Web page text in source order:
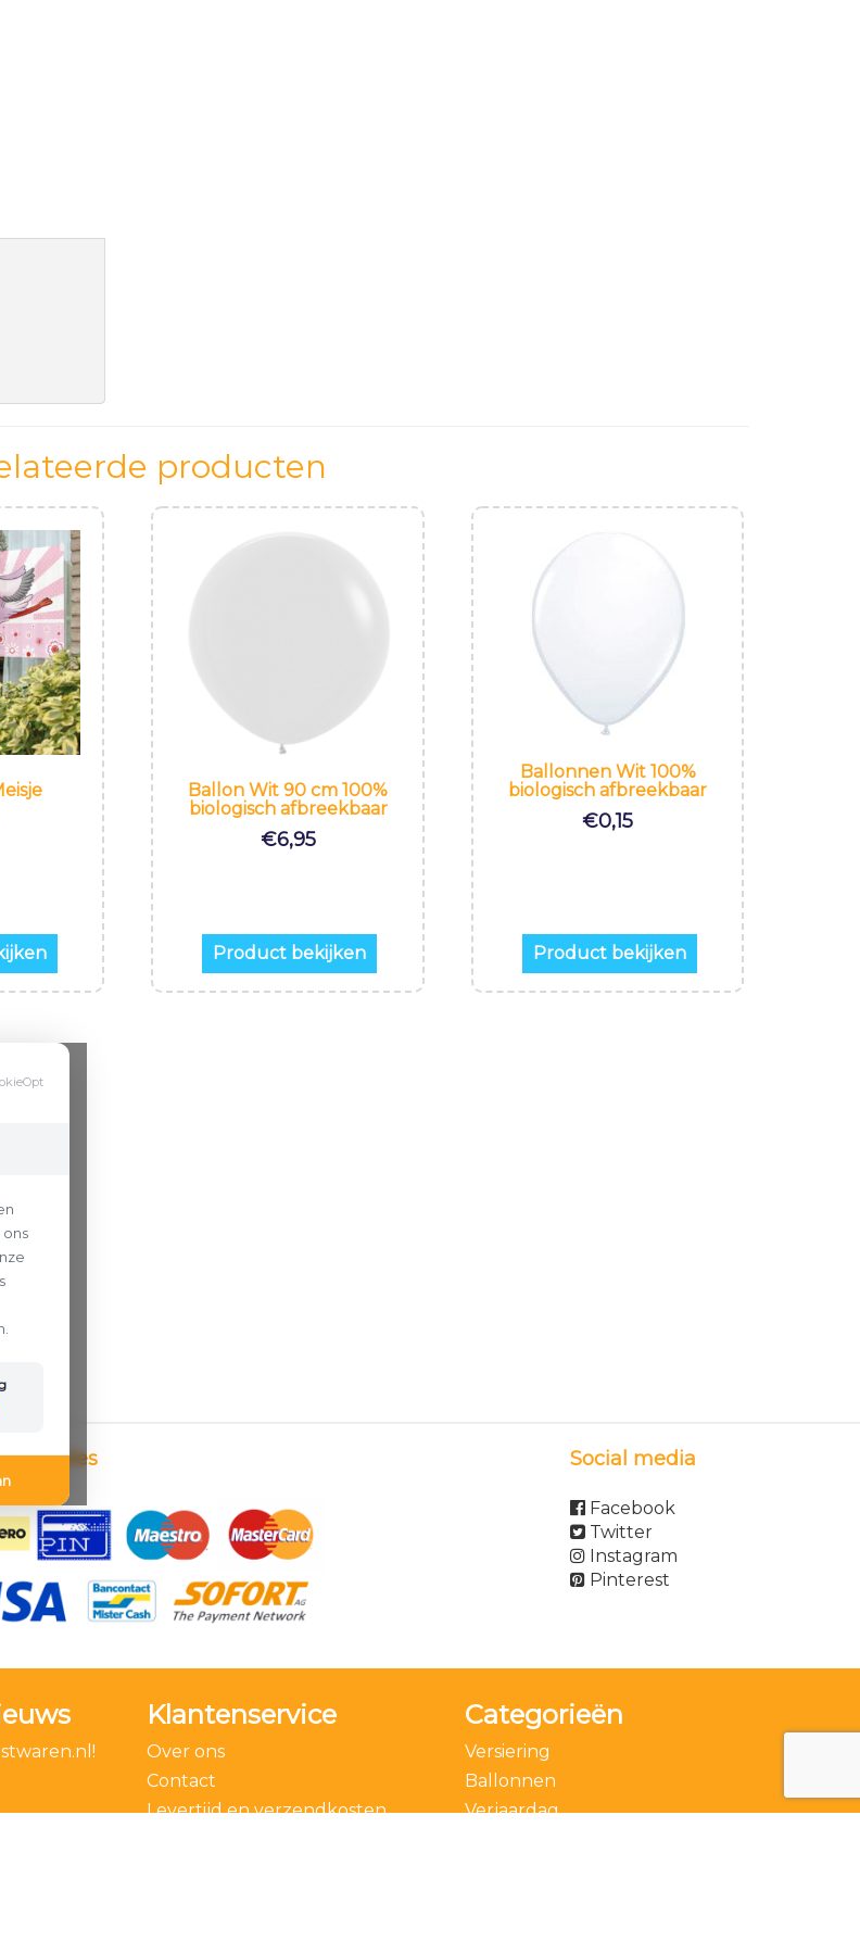
producten
Ballon Wit 90 cm 100%
biologisch afbreekbaar
€6,95
Product bekijken
Ballonnen Wit 100%
biologisch afbreekbaar
€0,15
Product bekijken
Social media
Facebook
Twitter
Instagram
Pinterest
Klantenservice
Over ons
Contact
Levertijd en verzendkosten
Categorieën
Versiering
Ballonnen
Verjaardag